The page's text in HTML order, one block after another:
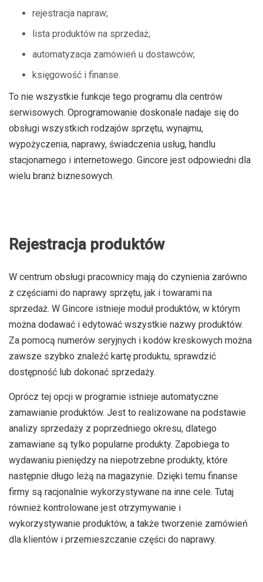
rejestracja napraw;
lista produktów na sprzedaż;
automatyzacja zamówień u dostawców;
księgowość i finanse.
To nie wszystkie funkcje tego programu dla centrów
serwisowych. Oprogramowanie doskonale nadaje się do
obsługi wszystkich rodzajów sprzętu, wynajmu,
wypożyczenia, naprawy, świadczenia usług, handlu
stacjonarnego i internetowego. Gincore jest odpowiedni dla
wielu branż biznesowych.
Rejestracja produktów
W centrum obsługi pracownicy mają do czynienia zarówno
z częściami do naprawy sprzętu, jak i towarami na
sprzedaż. W Gincore istnieje moduł produktów, w którym
można dodawać i edytować wszystkie nazwy produktów.
Za pomocą numerów seryjnych i kodów kreskowych można
zawsze szybko znaleźć kartę produktu, sprawdzić
dostępność lub dokonać sprzedaży.
Oprócz tej opcji w programie istnieje automatyczne
zamawianie produktów. Jest to realizowane na podstawie
analizy sprzedaży z poprzedniego okresu, dlatego
zamawiane są tylko popularne produkty. Zapobiega to
wydawaniu pieniędzy na niepotrzebne produkty, które
następnie długo leżą na magazynie. Dzięki temu finanse
firmy są racjonalnie wykorzystywane na inne cele. Tutaj
również kontrolowane jest otrzymywanie i
wykorzystywanie produktów, a także tworzenie zamówień
dla klientów i przemieszczanie części do naprawy.